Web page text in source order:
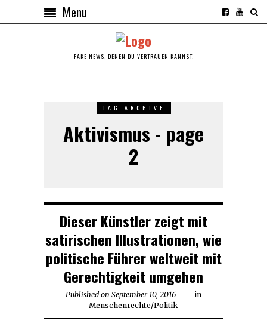
Menu
FAKE NEWS, DENEN DU VERTRAUEN KANNST.
TAG ARCHIVE
Aktivismus - page
2
Dieser Künstler zeigt mit
satirischen Illustrationen, wie
politische Führer weltweit mit
Gerechtigkeit umgehen
Published on September 10, 2016 September
13,
in
Menschenrechte/Politik